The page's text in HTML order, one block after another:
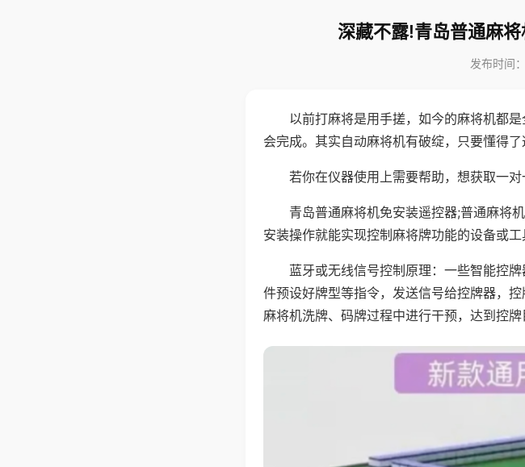
深藏不露!青岛普通麻
发布时间
以前打麻将是用手搓，如今的麻将机都
会完成。其实自动麻将机有破绽，只要懂得
若你在仪器使用上需要帮助，想获取一
青岛普通麻将机免安装遥控器;普通麻将
安装操作就能实现控制麻将牌功能的设备或工
蓝牙或无线信号控制原理：一些智能控
件预设好牌型等指令，发送信号给控牌器，
麻将机洗牌、码牌过程中进行干预，达到控牌